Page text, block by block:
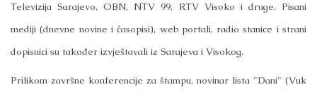
Televizija Sarajevo, OBN, NTV 99, RTV Visoko i druge. Pisani
mediji (dnevne novine i časopisi), web portali, radio stanice i strani
dopisnici su također izvještavali iz Sarajeva i Visokog.
Prilikom završne konferencije za štampu, novinar lista "Dani" (Vuk